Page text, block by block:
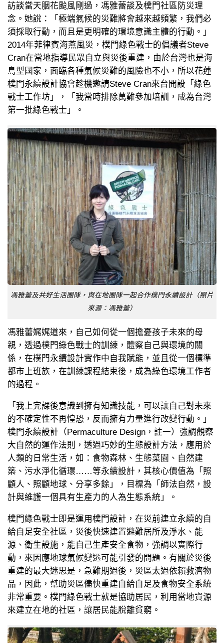
訪談當天胭花颱風剛過，馮雅蕾談及樸門社區防災理
念。她說：「極端氣候的災難將會越來越頻繁，我們必
須採取行動，而且是更明確的環境意識主體的行動。」
2014年菲律賓海燕風災，樸門綠色戰士的倡議者Steve
Cran在當地指導民眾自立與災後重建，由於台灣也是海
島型國家，面臨各種氣候災難的風險也不小，所以花蓮
樸門永續設計協會趁機邀請Steve Cran來台開設「綠色
戰士工作坊」，「我當時排除萬難參加培訓，成為台灣
第一批綠色戰士」。
馮雅蕾及共好生活團隊，與在地團隊一起合作樸門永續設計（照片
來源：馮雅蕾）
馮雅蕾娓娓道來，自己如何從一個擔憂孩子未來的母
親，透過樸門綠色戰士的訓練，體察自己與環境的關
係，在樸門永續設計實作中自我賦能，並且從一個標準
都市上班族，在訓練課程結束後，成為綠色環境工作者
的過程。
「我上完課後意識到擁有知識技能，可以讓自己對未來
的不確定性不再惶恐，反而擁有力量進行改變行動。」
樸門永續設計（Permaculture Design，註一）強調觀察
大自然的運作法則，透過巧妙的生態設計方法，應用於
人類的日常生活，如：食物森林、生態菜園、自然建
築、污水淨化循環……等永續設計，其核心價值為「照
顧人、照顧地球、分享多餘」，目標為「師法自然，設
計與維護一個具有生產力的人為生態系統」。
樸門綠色戰士即是運用樸門設計，在災前建立永續的自
給自足安全社區，災後快速建置避難居所及淨水、能
源、衛生設施，能自己生產安全食物，強調以實際行
動，來因應地球氣候變遷可能引發的問題。有關於災後
重建的最大迷思是，急難期過後，災區太過依賴救濟物
品，因此，幫助災區儘快重建自給自足及食物安全系統
非常重要。樸門綠色戰士就是協助居民，利用當地資源
來建立在地的社區，讓居民能脫離貧窮。